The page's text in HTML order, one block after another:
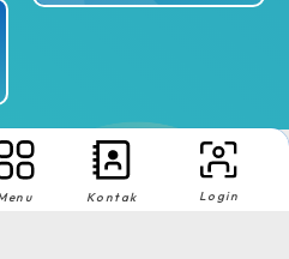
Lihat Semua
was foundKontak Login